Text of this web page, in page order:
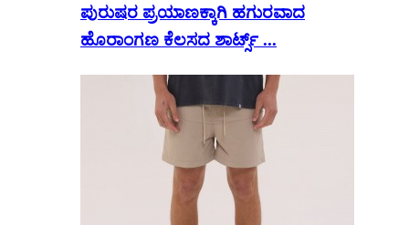
ಪುರುಷರ ಪ್ರಯಾಣಕ್ಕಾಗಿ ಹಗುರವಾದ
ಹೊರಾಂಗಣ ಕೆಲಸದ ಶಾರ್ಟ್ಸ್ ...